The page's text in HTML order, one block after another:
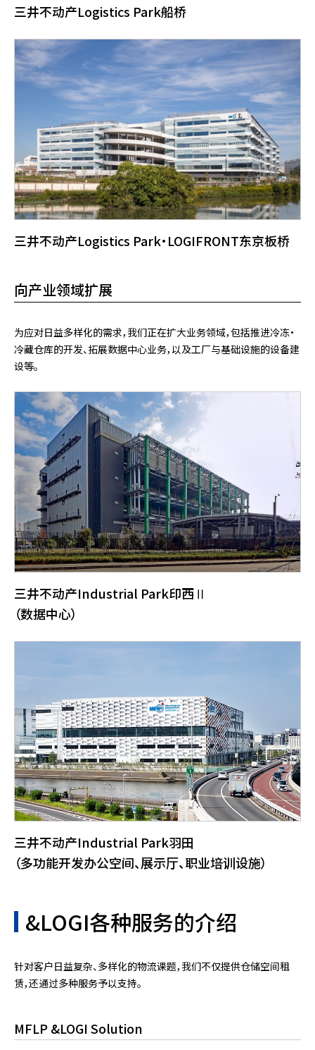
三井不动产Logistics Park船桥
三井不动产Logistics Park・LOGIFRONT东京板桥
向产业领域扩展
为应对日益多样化的需求，我们正在扩大业务领域，包括推进冷冻・
冷藏仓库的开发、拓展数据中心业务，以及工厂与基础设施的设备建
设等。
三井不动产Industrial Park印西Ⅱ
（数据中心）
三井不动产Industrial Park羽田
（多功能开发办公空间、展示厅、职业培训设施）
&LOGI各种服务的介绍
针对客户日益复杂、多样化的物流课题，我们不仅提供仓储空间租
赁，还通过多种服务予以支持。
MFLP &LOGI Solution